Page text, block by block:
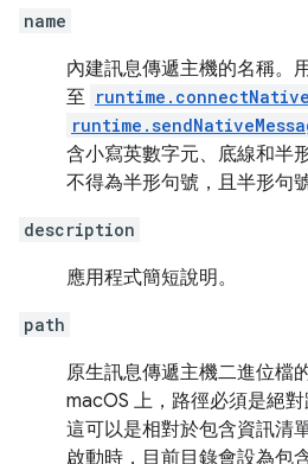
name
內建訊息傳遞主機的名稱。
至
含小寫英數字元、底線和半
不得為半形句號，且半形句
description
應用程式簡短說明。
path
原生訊息傳遞主機二進位檔
macOS 上，路徑必須是絕
這可以是相對於包含資訊清
啟動時，目前目錄會設為包